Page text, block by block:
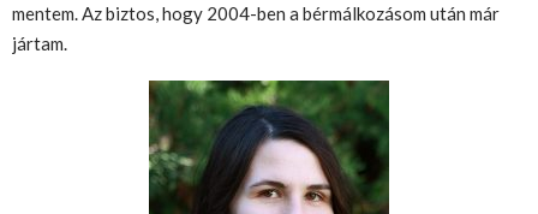
mentem. Az biztos, hogy 2004-ben a bérmálkozásom után már
jártam.